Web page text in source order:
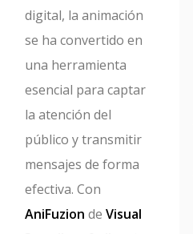
digital, la animación
se ha convertido en
una herramienta
esencial para captar
la atención del
público y transmitir
mensajes de forma
efectiva. Con
AniFuziondeVisual